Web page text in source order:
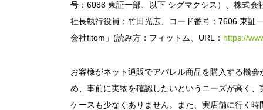
号：6088 東証一部、以下 シグマクシス）、株式
社長執行役員：竹田光広、コード番号：7606 東
会社fitom」(読み方：フィットム、URL： https://
お客様がネット通販でアパレル商品を購入する機
め、事前に実物を確認したいというニーズが高く
ケースも少なくありません。また、実店舗に行く